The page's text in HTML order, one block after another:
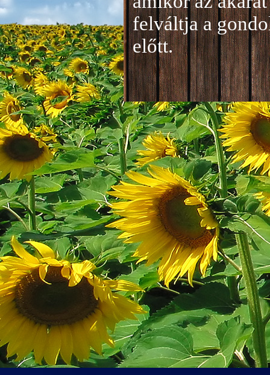
felváltja a
előtt.
Jelentkezés a
A
folyamatosan
benyújtása a je
történik mind
személyesen.
személyesen a
címen tudjátok
Kérelmeteket